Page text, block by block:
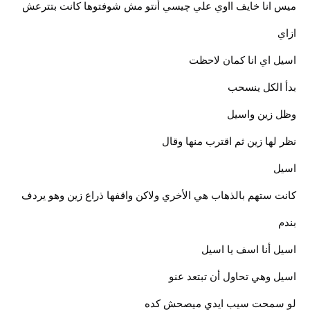
ميس انا خايف ااوي علي چيسي أنتو مش شوفتوها كانت بتترعش
ازاي
اسيل اي انا كمان لاحظت
بدأ الكل ينسحب
وظل زين واسيل
نظر لها زين ثم اقترب منها وقال
اسيل
كانت ستهم بالذهاب هي الأخري ولاكن واقفها ذراع زين وهو يردف
بندم
اسيل أنا اسف يا اسيل
اسيل وهي تحاول أن تبتعد عنو
لو سمحت سيب ايدي ميصحش كده